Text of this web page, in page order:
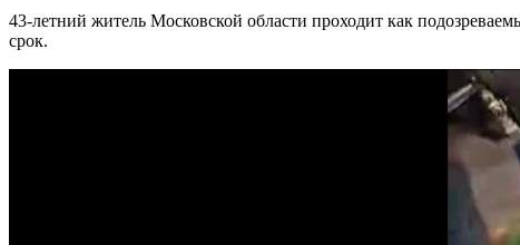
43-летний житель Московской области проходит как
срок.